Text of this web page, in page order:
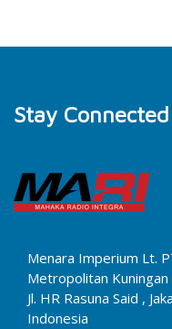
Stay Connected
Menara Imperium Lt.
Metropolitan Kuningan
Jl. HR Rasuna Said ,
Indonesia